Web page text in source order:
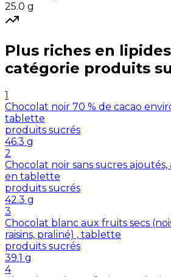
25.0 g
Plus riches en lipides
catégorie produits
1
Chocolat noir 70 % de cacao
tablette
produits sucrés
46.3 g
2
Chocolat noir sans sucres
en tablette
produits sucrés
42.3 g
3
Chocolat blanc aux fruits secs
raisins, praliné) , tablette
produits sucrés
39.1 g
4